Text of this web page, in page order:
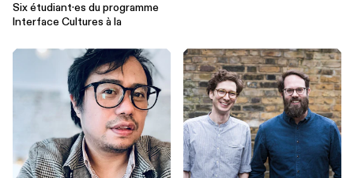
Six étudiant·es du programme
Interface Cultures à la